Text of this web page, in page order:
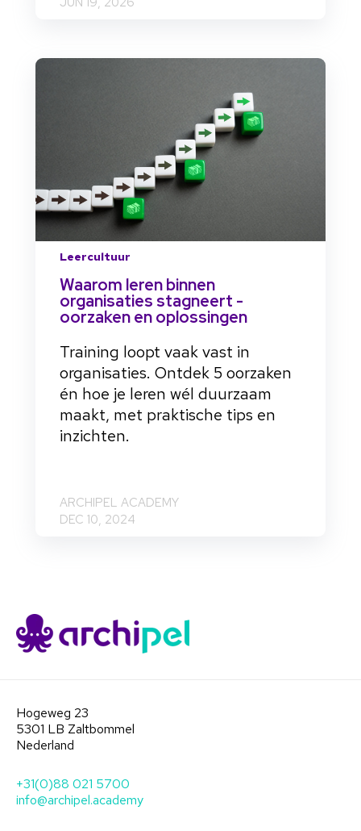
Leercultuur
Waarom leren binnen
organisaties stagneert -
oorzaken en oplossingen
Training loopt vaak vast in
organisaties. Ontdek 5 oorzaken
én hoe je leren wél duurzaam
maakt, met praktische tips en
inzichten.
ARCHIPEL ACADEMY
DEC 10, 2024
Hogeweg 23
5301 LB Zaltbommel
Nederland
+31(0)88 021 5700
info@archipel.academy